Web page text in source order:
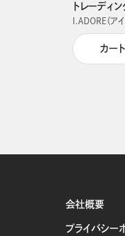
トレーディ
I.ADORE（アイ
カー
会社概要
プライバシー